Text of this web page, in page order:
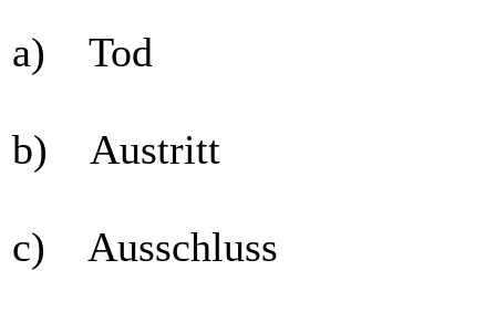
a) Tod
b) Austritt
c) Ausschluss